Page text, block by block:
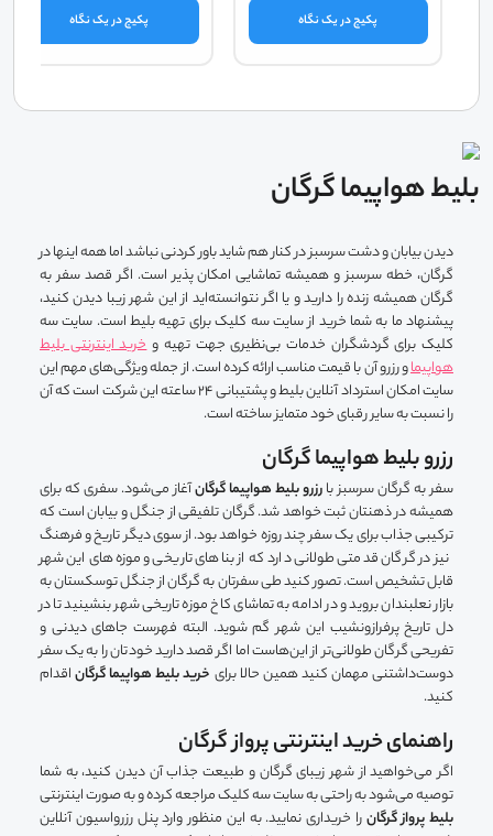
پکیج در یک نگاه پکیج در یک نگاه
بلیط هواپیما گرگان
دیدن بیابان و دشت سرسبز در کنار هم شاید باور کردنی نباشد اما همه اینها در
گرگان، خطه سرسبز و همیشه تماشایی امکان پذیر است. اگر قصد سفر به
گرگان همیشه زنده را دارید و یا اگر نتوانسته‌اید از این شهر زیبا دیدن کنید،
پیشنهاد ما به شما خرید از سایت سه کلیک برای تهیه بلیط است. سایت سه
کلیک برای گردشگران خدمات بی‌نظیری جهت تهیه وخرید اینترنتی بلیط
هواپیماو رزرو آن با قیمت مناسب ارائه کرده است. از جمله ویژگی‌های مهم این
سایت امکان استرداد آنلاین بلیط و پشتیبانی ۲۴ ساعته این شرکت است که آن
را نسبت به سایر رقبای خود متمایز ساخته است.
رزرو بلیط هواپیما گرگان
سفر به گرگان سرسبز بارزرو بلیط هواپیما گرگانآغاز می‌شود. سفری که برای
همیشه در ذهنتان ثبت خواهد شد. گرگان تلفیقی از جنگل و بیابان است که
ترکیبی جذاب برای یک سفر چند روزه خواهد بود. از سوی دیگر تاریخ و فرهنگ
نیز در گرگان قدمتی طولانی دارد که از بناهای تاریخی و موزه‌های این شهر
قابل تشخیص است. تصور کنید طی سفرتان به گرگان از جنگل توسکستان به
بازار نعلبندان بروید و در ادامه به تماشای کاخ موزه تاریخی شهر بنشینید تا در
دل تاریخ پرفرازونشیب این شهر گم شوید. البته فهرست جاهای دیدنی و
تفریحی گرگان طولانی‌تر از این‌هاست اما اگر قصد دارید خودتان را به یک سفر
دوست‌داشتنی مهمان کنید همین حالا برای خرید بلیط هواپیما گرگاناقدام
کنید.
راهنمای خرید اینترنتی پرواز گرگان
اگر می‌خواهید از شهر زیبای گرگان و طبیعت جذاب آن دیدن کنید، به شما
توصیه می‌شود به راحتی به سایت سه کلیک مراجعه کرده و به صورت اینترنتی
بلیط پرواز گرگانرا خریداری نمایید. به این منظور وارد پنل رزرواسیون آنلاین